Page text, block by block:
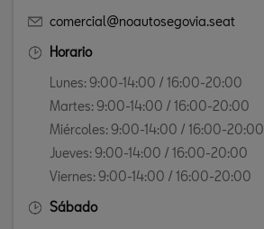
comercial@noautosegovia.seat
Horario
Lunes: 9:00-14:00 / 16:00-20:00
Martes: 9:00-14:00 / 16:00-20:00
Miércoles: 9:00-14:00 / 16:00-20:00
Jueves: 9:00-14:00 / 16:00-20:00
Viernes: 9:00-14:00 / 16:00-20:00
Sábado